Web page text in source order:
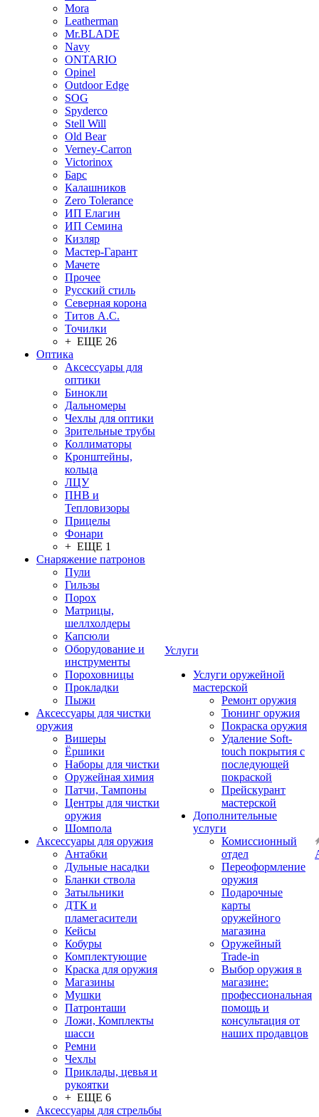
Mora
Leatherman
Mr.BLADE
Navy
ONTARIO
Opinel
Outdoor Edge
SOG
Spyderco
Stell Will
Old Bear
Verney-Carron
Victorinox
Барс
Калашников
Zero Tolerance
ИП Елагин
ИП Семина
Кизляр
Мастер-Гарант
Мачете
Прочее
Русский стиль
Северная корона
Титов А.С.
Точилки
+ ЕЩЕ 26
Оптика
Аксессуары для
оптики
Бинокли
Дальномеры
Чехлы для оптики
Зрительные трубы
Коллиматоры
Кронштейны,
кольца
ЛЦУ
ПНВ и
Тепловизоры
Прицелы
Фонари
+ ЕЩЕ 1
Снаряжение патронов
Пули
Гильзы
Порох
Матрицы,
шеллхолдеры
Капсюли
Оборудование и
инструменты
Пороховницы
Прокладки
Пыжи
Аксессуары для чистки
оружия
Вишеры
Ёршики
Наборы для чистки
Оружейная химия
Патчи, Тампоны
Центры для чистки
оружия
Шомпола
Аксессуары для оружия
Антабки
Дульные насадки
Бланки ствола
Затыльники
ДТК и
пламегасители
Кейсы
Кобуры
Комплектующие
Краска для оружия
Магазины
Мушки
Патронташи
Ложи, Комплекты
шасси
Ремни
Чехлы
Приклады, цевья и
рукоятки
+ ЕЩЕ 6
Аксессуары для стрельбы
Услуги
Услуги оружейной
мастерской
Ремонт оружия
Тюнинг оружия
Покраска оружия
Удаление Soft-
touch покрытия с
последующей
покраской
Прейскурант
мастерской
Дополнительные
услуги
Комиссионный
отдел
Переоформление
оружия
Подарочные
карты
оружейного
магазина
Оружейный
Trade-in
Выбор оружия в
магазине:
профессиональная
помощь и
консультация от
наших продавцов